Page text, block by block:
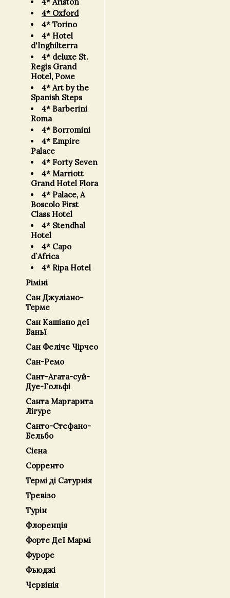
4* Oxford
4* Torino
4* Hotel
d'Inghilterra
4* deluxe St.
Regis Grand
Hotel, Роме
4* Art by the
Spanish Steps
4* Barberini
Roma
4* Borromini
4* Empire
Palace
4* Forty Seven
4* Marriott
Grand Hotel Flora
4* Palace, A
Boscolo First
Class Hotel
4* Stendhal
Hotel
4* Capo
d`Africa
4* Ripa Hotel
Ріміні
Сан Джуліано-
Терме
Сан Кашіано деї
Баньї
Сан Феліче Чірчео
Сан-Ремо
Сант-Агата-суй-
Дуе-Гольфі
Санта Маргарита
Лігуре
Санто-Стефано-
Бельбо
Сієна
Сорренто
Термі ді Сатурнія
Тревізо
Турін
Флоренція
Форте Деї Мармі
Фуроре
Фьюджі
Червінія